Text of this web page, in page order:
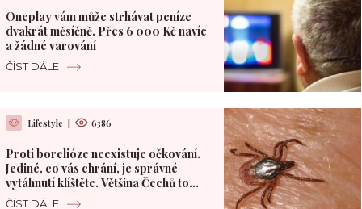
Oneplay vám může strhávat peníze
dvakrát měsíčně. Přes 6 000 Kč navíc
a žádné varování
ČÍST DÁLE
Lifestyle 6386
Proti borelióze neexistuje očkování.
Jediné, co vás chrání, je správné
vytáhnutí klíštěte. Většina Čechů to
dělá špatně
ČÍST DÁLE